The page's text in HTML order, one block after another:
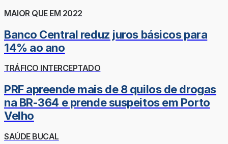
MAIOR QUE EM 2022
Banco Central reduz juros básicos para
14% ao ano
TRÁFICO INTERCEPTADO
PRF apreende mais de 8 quilos de drogas
na BR-364 e prende suspeitos em Porto
Velho
SAÚDE BUCAL